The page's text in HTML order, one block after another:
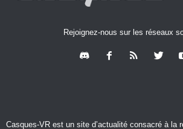
Rejoignez-nous sur les réseaux
Casques-VR est un site d’actualité consacré à la